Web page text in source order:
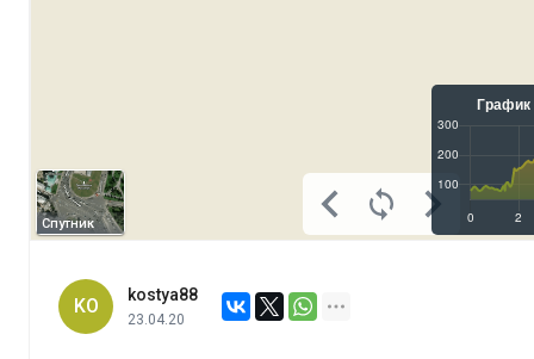
Спутник
KO
kostya88
23.04.20